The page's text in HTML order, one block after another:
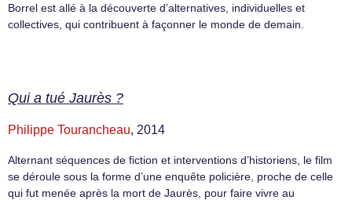
Borrel est allé à la découverte d’alternatives, individuelles et
collectives, qui contribuent à façonner le monde de demain.
Qui a tué Jaurès ?
Philippe Tourancheau, 2014
Alternant séquences de fiction et interventions d’historiens, le film
se déroule sous la forme d’une enquête policière, proche de celle
qui fut menée après la mort de Jaurès, pour faire vivre au